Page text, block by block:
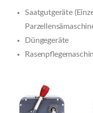
Saatgutgeräte
Düngegeräte